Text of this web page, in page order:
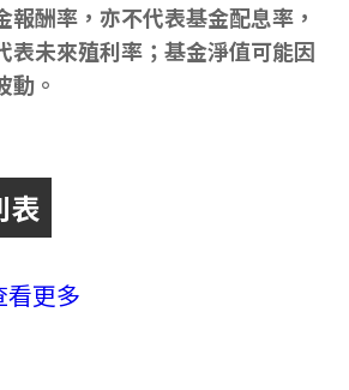
報酬率，亦不代表基金配息率，
表未來殖利率；基金淨值可能因
動。
表
看更多